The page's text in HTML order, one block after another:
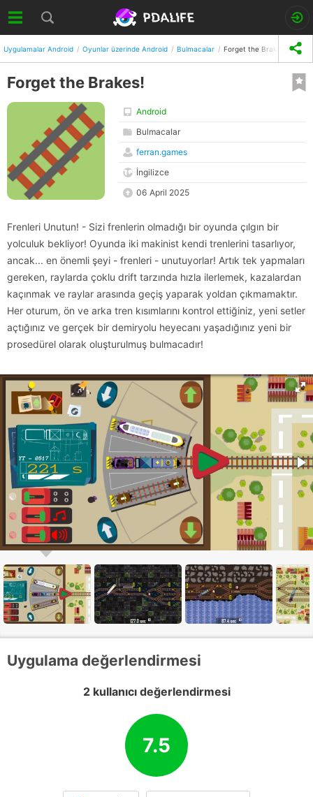
Uygulamalar Android Oyunlar üzerinde Android Bulmacalar Forget the Brakes!
Forget the Brakes!
Android
Bulmacalar
ferran.games
İngilizce
06 April 2025
Frenleri Unutun! - Sizi frenlerin olmadığı bir oyunda çılgın bir
yolculuk bekliyor! Oyunda iki makinist kendi trenlerini tasarlıyor,
ancak... en önemli şeyi - frenleri - unutuyorlar! Artık tek yapmaları
gereken, raylarda çoklu drift tarzında hızla ilerlemek, kazalardan
kaçınmak ve raylar arasında geçiş yaparak yoldan çıkmamaktır.
Her oturum, ön ve arka tren kısımlarını kontrol ettiğiniz, yeni setler
açtığınız ve gerçek bir demiryolu heyecanı yaşadığınız yeni bir
prosedürel olarak oluşturulmuş bulmacadır!
Uygulama değerlendirmesi
2 kullanıcı değerlendirmesi
7.5